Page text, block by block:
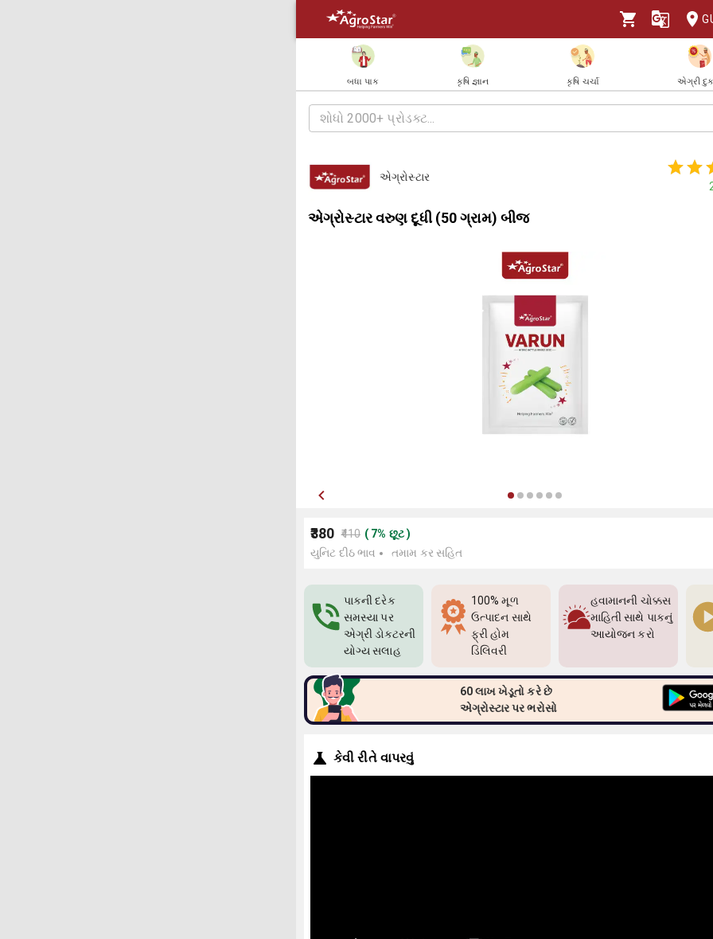
બધા પાક કૃષિ જ્ઞાન કૃષિ ચર્ચા એગ્રી
એગ્રોસ્ટાર
એગ્રોસ્ટાર વરુણ દૂધી (50 ગ્રામ) બીજ
₹380 ₹410 ( 7% છૂટ)
યુનિટ દીઠ ભાવ
તમામ કર સહિત
પાકની દરેક
સમસ્યા પર
એગ્રી ડોક્ટરની
યોગ્ય સલાહ
100% મૂળ
ઉત્પાદન સાથે
ફ્રી હોમ
ડિલિવરી
હવામાનની ચોક્કસ
માહિતી સાથે પાકનું
આયોજન કરો
60 લાખ ખેડૂતો કરે છે
એગ્રોસ્ટાર પર ભરોસો
કેવી રીતે વાપરવું